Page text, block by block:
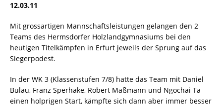
12.03.11
Mit grossartigen Mannschaftsleistungen gelangen den 2
Teams des Hermsdorfer Holzlandgymnasiums bei den
heutigen Titelkämpfen in Erfurt jeweils der Sprung auf das
Siegerpodest.
In der WK 3 (Klassenstufen 7/8) hatte das Team mit Daniel
Bülau, Franz Sperhake, Robert Maßmann und Ngochai Ta
einen holprigen Start, kämpfte sich dann aber immer besser